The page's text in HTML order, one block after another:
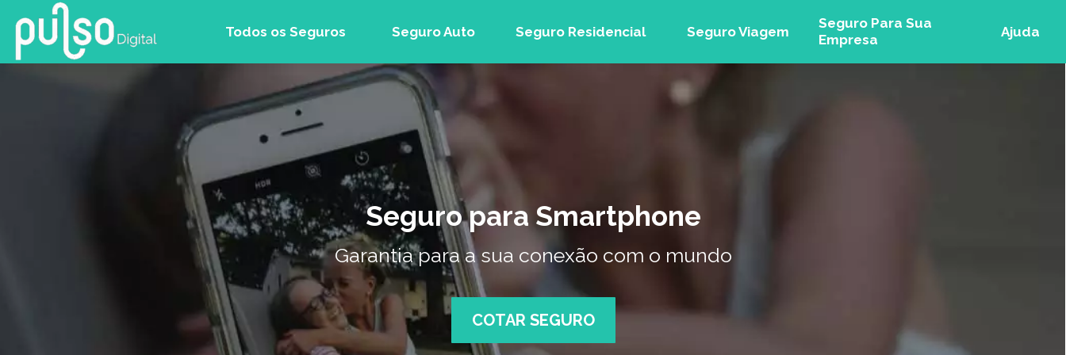
Todos os Seguros Seguro Auto Seguro Residencial Seguro Viagem
Seguro Para Sua
Empresa
Ajuda
Seguro para Smartphone
Garantia para a sua conexão com o mundo
COTAR SEGURO